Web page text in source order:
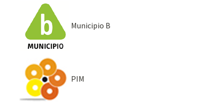
Municipio B
PIM